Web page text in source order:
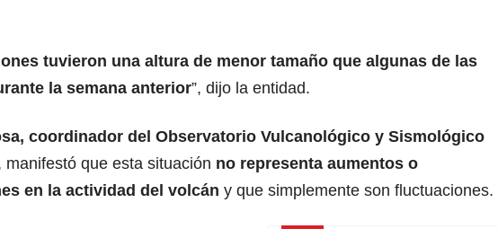
tuvieron una altura de menor tamaño que algunas de las
la semana anterior”, dijo la entidad.
coordinador del Observatorio Vulcanológico y Sismológico
manifestó que esta situación no representa aumentos o
en la actividad del volcán y que simplemente son fluctuaciones.